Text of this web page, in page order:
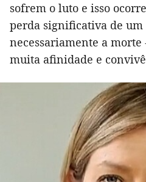
sofrem o luto e isso
perda significativa de
necessariamente a
muita afinidade e